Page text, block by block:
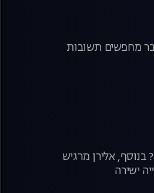
מחפשים תשובות
אלירן מרגיש
ישירה